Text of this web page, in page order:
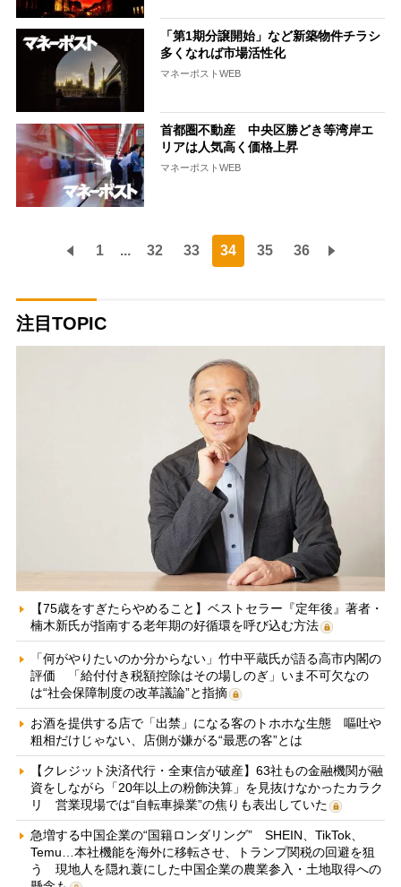
「第1期分譲開始」など新築物件チラシ
多くなれば市場活性化
マネーポストWEB
首都圏不動産 中央区勝どき等湾岸エ
リアは人気高く価格上昇
マネーポストWEB
1 ... 32 33 34 35 36
注目TOPIC
【75歳をすぎたらやめること】ベストセラー『定年後』著者・
楠木新氏が指南する老年期の好循環を呼び込む方法
「何がやりたいのか分からない」竹中平蔵氏が語る高市内閣の
評価 「給付付き税額控除はその場しのぎ」いま不可欠なの
は“社会保障制度の改革議論”と指摘
お酒を提供する店で「出禁」になる客のトホホな生態 嘔吐や
粗相だけじゃない、店側が嫌がる“最悪の客”とは
【クレジット決済代行・全東信が破産】63社もの金融機関が融
資をしながら「20年以上の粉飾決算」を見抜けなかったカラク
リ 営業現場では“自転車操業”の焦りも表出していた
急増する中国企業の“国籍ロンダリング” SHEIN、TikTok、
Temu…本社機能を海外に移転させ、トランプ関税の回避を狙
う 現地人を隠れ蓑にした中国企業の農業参入・土地取得への